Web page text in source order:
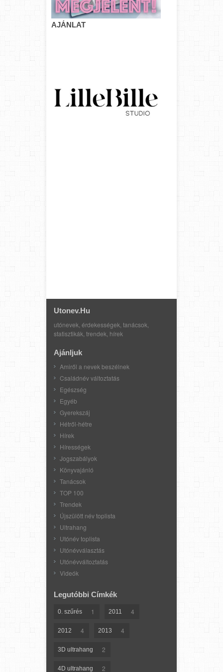
AJÁNLAT
Utonev.hu
utónevek, érdekességek, tanácsok,
statisztikák, trendek, hírek
Ajánljuk
Amiről a nevek beszélnek
Családnév változtatás
Egészség
Egyéb
Gyerekszáj
Hétről-hétre
Hírek
Hírességek
Jogszabályok
Könyvajánló
Tanácsok
TOP 100
Trendek
Újszülött név toplista
Ultrahang
Utónév toplista
Utónévválasztás
Utónévváltoztatás
Videók
Legutóbbi Címkék
0. szűrés 1 2011 4
2012 4 2013 4
3D ultrahang 2
4D ultrahang 2